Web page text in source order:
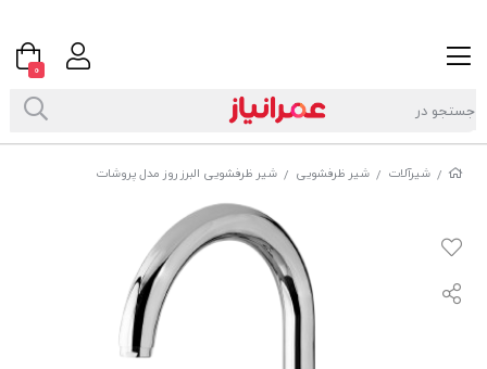
/ شیرآلات / شیر ظرفشویی / شیر ظرفشویی البرز روز مدل پروشات
0